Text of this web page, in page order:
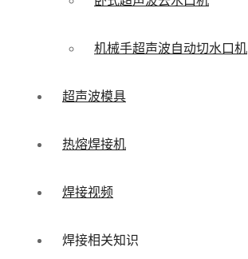
机械手超声波自动切水口机
超声波模具
热熔焊接机
焊接视频
焊接相关知识